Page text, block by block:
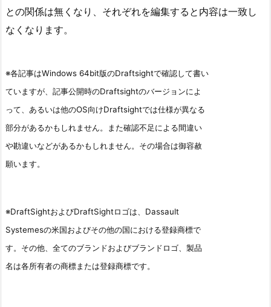
との関係は無くなり、それぞれを編集すると内容は一致し
なくなります。
※各記事はWindows 64bit版のDraftsightで確認して書い
ていますが、記事公開時のDraftsightのバージョンによ
って、あるいは他のOS向けDraftsightでは仕様が異なる
部分があるかもしれません。また確認不足による間違い
や勘違いなどがあるかもしれません。その場合は御容赦
願います。
※DraftSightおよびDraftSightロゴは、Dassault
Systemesの米国およびその他の国における登録商標で
す。その他、全てのブランドおよびブランドロゴ、製品
名は各所有者の商標または登録商標です。